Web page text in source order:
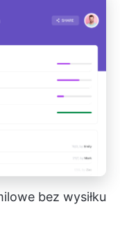
bez wysiłku